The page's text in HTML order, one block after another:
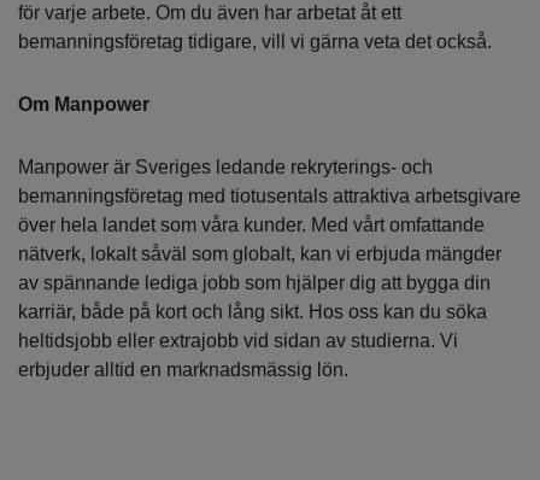
för varje arbete. Om du även har arbetat åt ett
bemanningsföretag tidigare, vill vi gärna veta det också.
Om Manpower
Manpower är Sveriges ledande rekryterings- och
bemanningsföretag med tiotusentals attraktiva arbetsgivare
över hela landet som våra kunder. Med vårt omfattande
nätverk, lokalt såväl som globalt, kan vi erbjuda mängder
av spännande lediga jobb som hjälper dig att bygga din
karriär, både på kort och lång sikt. Hos oss kan du söka
heltidsjobb eller extrajobb vid sidan av studierna. Vi
erbjuder alltid en marknadsmässig lön.